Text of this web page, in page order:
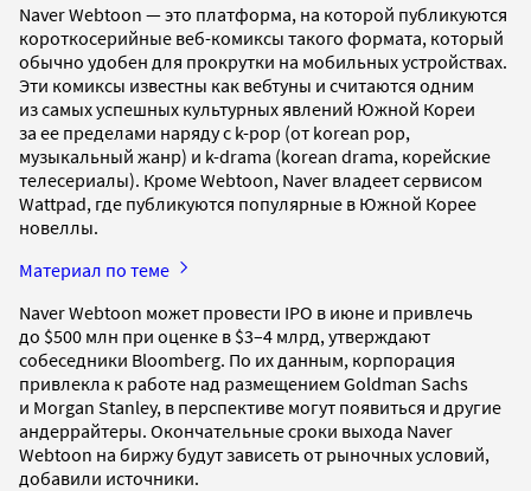
Naver Webtoon — это платформа, на которой публикуются
короткосерийные веб-комиксы такого формата, который
обычно удобен для прокрутки на мобильных устройствах.
Эти комиксы известны как вебтуны и считаются одним
из самых успешных культурных явлений Южной Кореи
за ее пределами наряду с k-pop (от korean pop,
музыкальный жанр) и k-drama (korean drama, корейские
телесериалы). Кроме Webtoon, Naver владеет сервисом
Wattpad, где публикуются популярные в Южной Корее
новеллы.
Материал по теме
Naver Webtoon может провести IPO в июне и привлечь
до $500 млн при оценке в $3–4 млрд, утверждают
собеседники Bloomberg. По их данным, корпорация
привлекла к работе над размещением Goldman Sachs
и Morgan Stanley, в перспективе могут появиться и другие
андеррайтеры. Окончательные сроки выхода Naver
Webtoon на биржу будут зависеть от рыночных условий,
добавили источники.